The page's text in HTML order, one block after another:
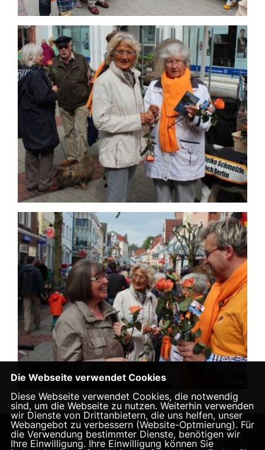
Homepage des CDU Kreisverbandes Aurich
Die Webseite verwendet Cookies
Diese Webseite verwendet Cookies, die notwendig
sind, um die Webseite zu nutzen. Weiterhin verwenden
wir Dienste von Drittanbietern, die uns helfen, unser
Webangebot zu verbessern (Website-Optmierung). Für
die Verwendung bestimmter Dienste, benötigen wir
Ihre Einwilligung. Ihre Einwilligung können Sie